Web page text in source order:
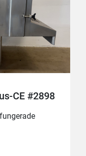
CE #2898